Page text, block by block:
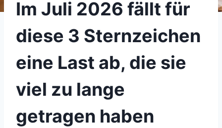
Im Juli 2026 fällt für
diese 3 Sternzeichen
eine Last ab, die sie
viel zu lange
getragen haben